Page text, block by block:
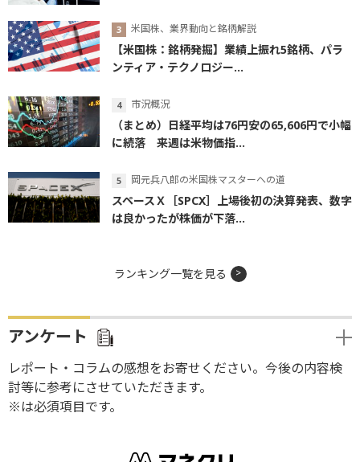
米国株、業界動向と銘柄解説
【米国株：銘柄発掘】業績上振れ5銘柄、パラ
ンティア・テクノロジー...
市況概況
（まとめ）日経平均は76円安の65,606円で小幅
に続落 来週は米物価指...
岡元兵八郎の米国株マスターへの道
スペースＸ［SPCX］上場後初の決算発表、数字
は良かったが株価が下落...
ランキング一覧を見る
アンケート
レポート・コラムの感想をお寄せください。今後の内容検
討等に参考にさせていただきます。
※は必須項目です。